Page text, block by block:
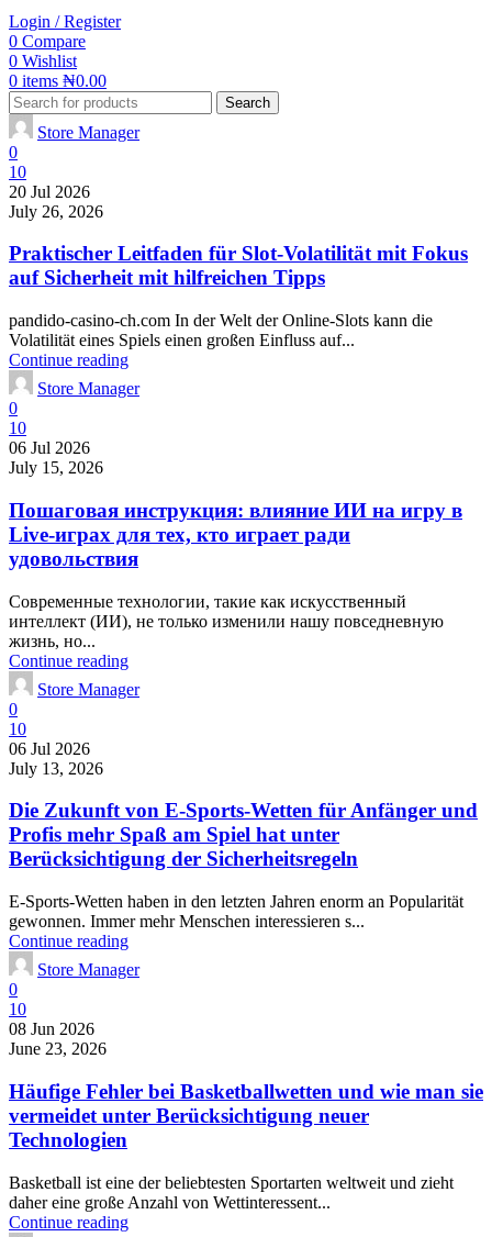
Login / Register
0 Compare
0 Wishlist
0 items ₦0.00
Search
Store Manager
0
10
20 Jul 2026
July 26, 2026
Praktischer Leitfaden für Slot-Volatilität mit Fokus
auf Sicherheit mit hilfreichen Tipps
pandido-casino-ch.com In der Welt der Online-Slots kann die
Volatilität eines Spiels einen großen Einfluss auf...
Continue reading
Store Manager
0
10
06 Jul 2026
July 15, 2026
Пошаговая инструкция: влияние ИИ на игру в
Live-играх для тех, кто играет ради
удовольствия
Современные технологии, такие как искусственный
интеллект (ИИ), не только изменили нашу повседневную
жизнь, но...
Continue reading
Store Manager
0
10
06 Jul 2026
July 13, 2026
Die Zukunft von E-Sports-Wetten für Anfänger und
Profis mehr Spaß am Spiel hat unter
Berücksichtigung der Sicherheitsregeln
E-Sports-Wetten haben in den letzten Jahren enorm an Popularität
gewonnen. Immer mehr Menschen interessieren s...
Continue reading
Store Manager
0
10
08 Jun 2026
June 23, 2026
Häufige Fehler bei Basketballwetten und wie man sie
vermeidet unter Berücksichtigung neuer
Technologien
Basketball ist eine der beliebtesten Sportarten weltweit und zieht
daher eine große Anzahl von Wettinteressent...
Continue reading